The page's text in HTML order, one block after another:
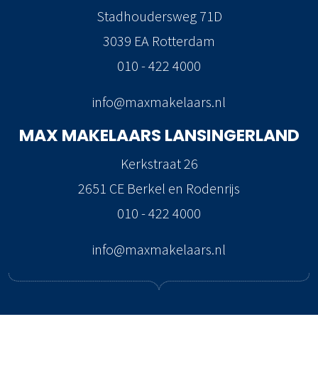
Stadhoudersweg 71D
3039 EA Rotterdam
010 - 422 4000
info@maxmakelaars.nl
MAX MAKELAARS LANSINGERLAND
Kerkstraat 26
2651 CE Berkel en Rodenrijs
010 - 422 4000
info@maxmakelaars.nl